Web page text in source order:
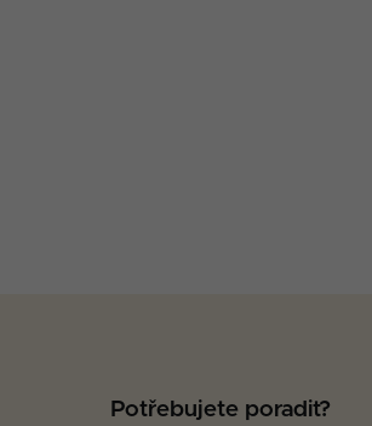
Potřebujete poradit?